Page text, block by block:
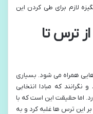
لازم برای طی کردن این
ترس تا
همراه می شود. بسیاری
نگرانند که مبادا انتخابی
اما حقیقت این است که با
این ترس ها غلبه کرد و به